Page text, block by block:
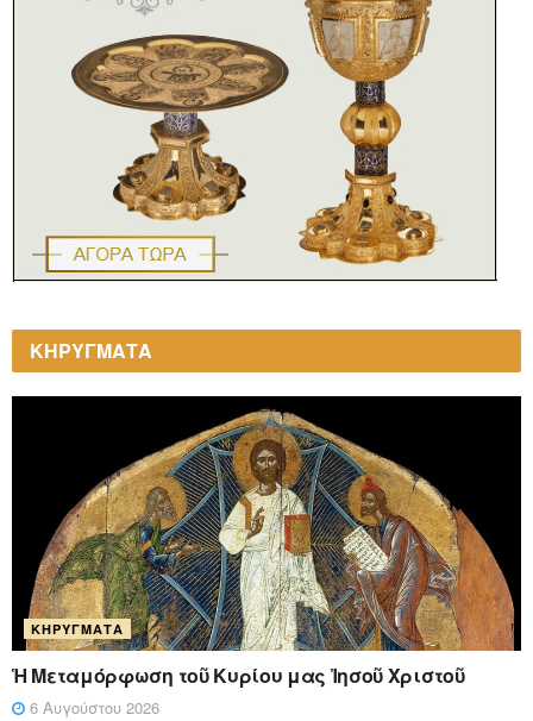
ΚΗΡΥΓΜΑΤΑ
ΚΗΡΎΓΜΑΤΑ
Ἡ Μεταμόρφωση τοῦ Κυρίου μας Ἰησοῦ Χριστοῦ
6 Αυγούστου 2026